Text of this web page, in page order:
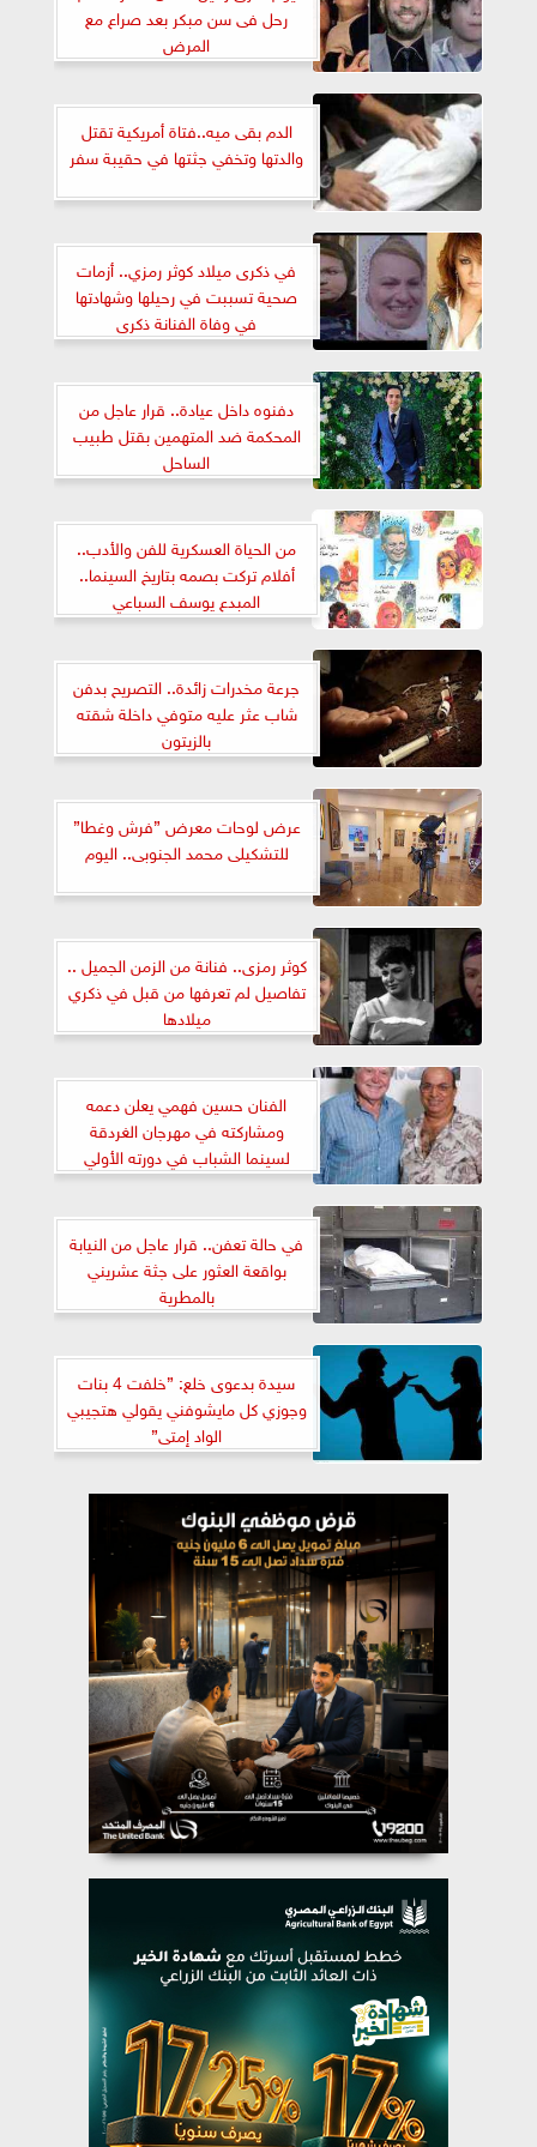
رحل فى سن مبكر بعد صراع مع
المرض
الدم بقى ميه..فتاة أمريكية تقتل
والدتها وتخفي جثتها في حقيبة سفر
في ذكرى ميلاد كوثر رمزي.. أزمات
صحية تسببت في رحيلها وشهادتها
في وفاة الفنانة ذكرى
دفنوه داخل عيادة.. قرار عاجل من
المحكمة ضد المتهمين بقتل طبيب
الساحل
من الحياة العسكرية للفن والأدب..
أفلام تركت بصمه بتاريخ السينما..
المبدع يوسف السباعي
جرعة مخدرات زائدة.. التصريح بدفن
شاب عثر عليه متوفي داخلة شقته
بالزيتون
عرض لوحات معرض ”فرش وغطا”
للتشكيلى محمد الجنوبى.. اليوم
كوثر رمزى.. فنانة من الزمن الجميل ..
تفاصيل لم تعرفها من قبل في ذكري
ميلادها
الفنان حسين فهمي يعلن دعمه
ومشاركته في مهرجان الغردقة
لسينما الشباب في دورته الأولي
في حالة تعفن.. قرار عاجل من النيابة
بواقعة العثور على جثة عشريني
بالمطرية
سيدة بدعوى خلع: ”خلفت 4 بنات
وجوزي كل مايشوفني يقولي هتجيبي
الواد إمتى”